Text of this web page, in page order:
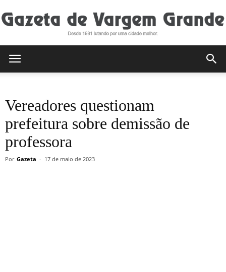
de
Vereadores questionam
prefeitura sobre demissão de
professora
Por Gazeta - 17 de maio de 2023